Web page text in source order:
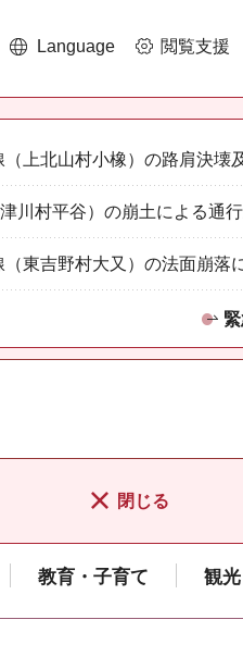
Language 閲覧支援
（上北山村小橡）の路肩決壊
川村平谷）の崩土による通
（東吉野村大又）の法面崩落
閉じる
教育・子育て 観